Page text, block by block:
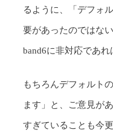
るように、「デフォ
要があったのではな
band6に非対応であれ
もちろんデフォルト
ます」と、ご意見が
すぎていることも今